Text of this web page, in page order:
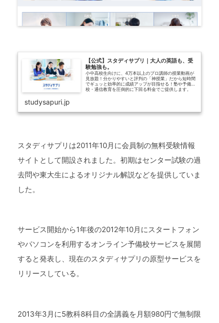
【公式】スタディサプリ｜大人の英語も、受
験勉強も。
小中高校生向けに、4万本以上のプロ講師の授業動画が
見放題！分かりやすいと評判の「神授業」だから短時間
でギュッと効率的に成績アップが目指せる！塾や予備
校・通信教育を圧倒的に下回る料金でご提供します。
studysapuri.jp
スタディサプリは2011年10月に会員制の無料受験情報
サイトとして開設されました。初期はセンター試験の過
去問や東大生によるオリジナル解説などを提供していま
した。
サービス開始から1年後の2012年10月にスタートフォン
やパソコンを利用するオンライン予備校サービスを展開
すると発表し、現在のスタディサプリの原型サービスを
リリースしている。
2013年3月に5教科8科目の全講義を月額980円で無制限